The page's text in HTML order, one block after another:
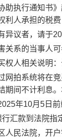
助执行通知书
利人承担的税
异议者，请于
关系的当事人
权人相关说明
网拍系统将在
期间不计利息
5年10月 5 日前
汇款到法院指
人民法院，开户